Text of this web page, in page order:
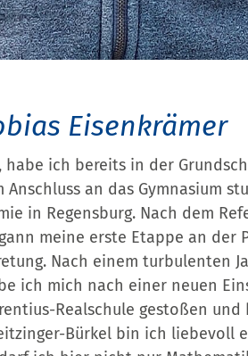
Eisenkrämer
ich bereits in der
an das Gymnasium
in Regensburg. Nach dem
meine erste Etappe an der
Nach einem turbulenten
ich mich nach einer neuen
Realschule gestoßen
Bürkel bin ich liebevoll